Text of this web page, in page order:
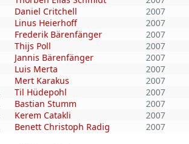
Daniel Critchell
2007
Linus Heierhoff
2007
Frederik Bärenfänger
2007
Thijs Poll
2007
Jannis Bärenfänger
2007
Luis Merta
2007
Mert Karakus
2007
Til Hüdepohl
2007
Bastian Stumm
2007
Kerem Catakli
2007
Benett Christoph Radig 2007